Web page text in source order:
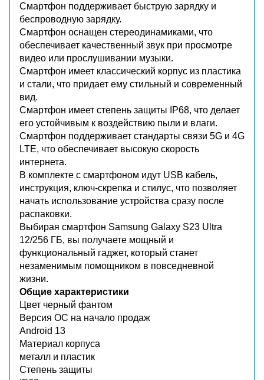
Смартфон поддерживает быструю зарядку и
беспроводную зарядку.
Смартфон оснащен стереодинамиками, что
обеспечивает качественный звук при просмотре
видео или прослушивании музыки.
Смартфон имеет классический корпус из пластика
и стали, что придает ему стильный и современный
вид.
Смартфон имеет степень защиты IP68, что делает
его устойчивым к воздействию пыли и влаги.
Смартфон поддерживает стандарты связи 5G и 4G
LTE, что обеспечивает высокую скорость
интернета.
В комплекте с смартфоном идут USB кабель,
инструкция, ключ-скрепка и стилус, что позволяет
начать использование устройства сразу после
распаковки.
Выбирая смартфон Samsung Galaxy S23 Ultra
12/256 ГБ, вы получаете мощный и
функциональный гаджет, который станет
незаменимым помощником в повседневной
жизни.
Общие характеристики
Цвет черный фантом
Версия ОС на начало продаж
Android 13
Материал корпуса
металл и пластик
Степень защиты